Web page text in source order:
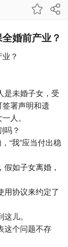
婚前产业？
？
是未婚子女，受
署声明和遗
人。
吗？
“我”应当付出稳
如子女离婚，
用协议来约定了
儿。
这个问题不存